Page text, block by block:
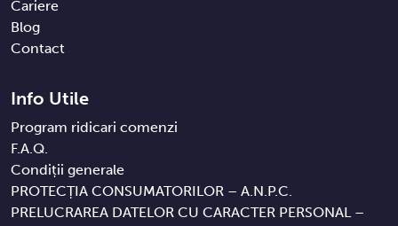
Cariere
Blog
Contact
Info Utile
Program ridicari comenzi
F.A.Q.
Condiții generale
PROTECȚIA CONSUMATORILOR – A.N.P.C.
PRELUCRAREA DATELOR CU CARACTER PERSONAL –